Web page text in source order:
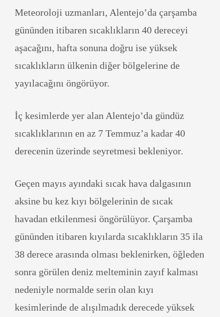
Meteoroloji uzmanları, Alentejo’da çarşamba
gününden itibaren sıcaklıkların 40 dereceyi
aşacağını, hafta sonuna doğru ise yüksek
sıcaklıkların ülkenin diğer bölgelerine de
yayılacağını öngörüyor.
İç kesimlerde yer alan Alentejo’da gündüz
sıcaklıklarının en az 7 Temmuz’a kadar 40
derecenin üzerinde seyretmesi bekleniyor.
Geçen mayıs ayındaki sıcak hava dalgasının
aksine bu kez kıyı bölgelerinin de sıcak
havadan etkilenmesi öngörülüyor. Çarşamba
gününden itibaren kıyılarda sıcaklıkların 35 ila
38 derece arasında olması beklenirken, öğleden
sonra görülen deniz melteminin zayıf kalması
nedeniyle normalde serin olan kıyı
kesimlerinde de alışılmadık derecede yüksek